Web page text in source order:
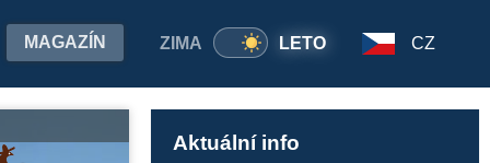
ZIMA LETO
MAGAZÍN CZ
Aktuální info